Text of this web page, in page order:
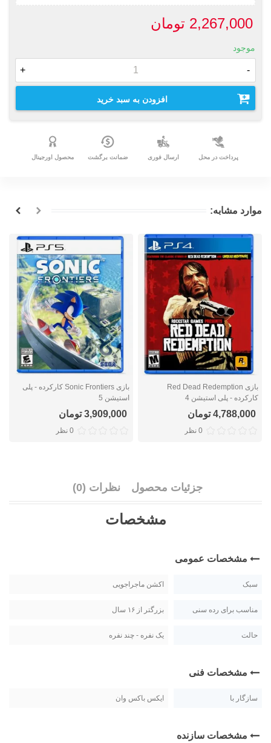
2,267,000 تومان
موجود
-
+
افزودن به سبد خرید
پرداخت در محل ارسال فوری ضمانت برگشت محصول اورجینال
موارد مشابه:
بازی Red Dead Redemption
کارکرده - پلی استیشن 4
4,788,000 تومان
0 نظر
بازی Sonic Frontiers کارکرده - پلی
استیشن 5
3,909,000 تومان
0 نظر
جزئیات محصول نظرات (0)
مشخصات
مشخصات عمومی
سبک اکشن ماجراجویی
مناسب برای رده سنی بزرگتر از ۱۶ سال
حالت یک نفره - چند نفره
مشخصات فنی
سازگار با ایکس باکس وان
مشخصات سازنده